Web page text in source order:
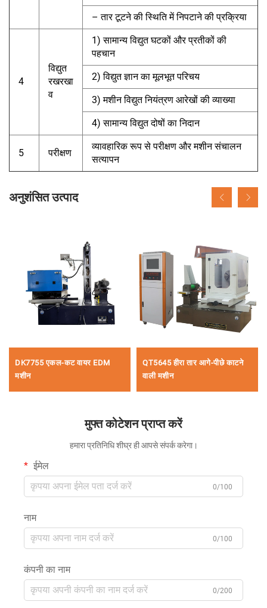
– तार टूटने की स्थिति में निपटाने की प्रक्रिया
4
विद्युत
रखरखा
व
1) सामान्य विद्युत घटकों और प्रतीकों की
पहचान
2) विद्युत ज्ञान का मूलभूत परिचय
3) मशीन विद्युत नियंत्रण आरेखों की व्याख्या
4) सामान्य विद्युत दोषों का निदान
5 परीक्षण
व्यावहारिक रूप से परीक्षण और मशीन संचालन
सत्यापन
अनुशंसित उत्पाद
DK7755 एकल-कट वायर EDM
मशीन
QT5645 हीरा तार आगे-पीछे काटने
वाली मशीन
मुफ्त कोटेशन प्राप्त करें
हमारा प्रतिनिधि शीघ्र ही आपसे संपर्क करेगा।
ईमेल
0/100
नाम
0/100
कंपनी का नाम
0/200